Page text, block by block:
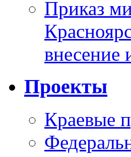
Приказ
внесение
Проекты
Краевые